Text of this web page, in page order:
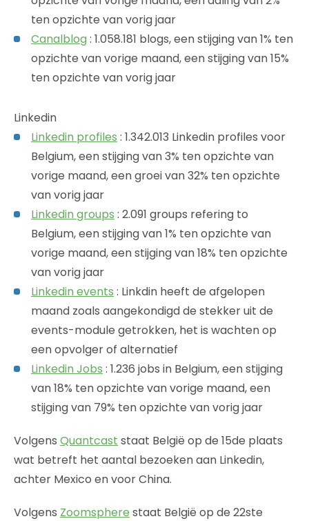
ten opzichte van vorig jaar
Canalblog : 1.058.181 blogs, een stijging van 1% ten
opzichte van vorige maand, een stijging van 15%
ten opzichte van vorig jaar
Linkedin
Linkedin profiles : 1.342.013 Linkedin profiles voor
Belgium, een stijging van 3% ten opzichte van
vorige maand, een groei van 32% ten opzichte
van vorig jaar
Linkedin groups : 2.091 groups refering to
Belgium, een stijging van 1% ten opzichte van
vorige maand, een stijging van 18% ten opzichte
van vorig jaar
Linkedin events : Linkdin heeft de afgelopen
maand zoals aangekondigd de stekker uit de
events-module getrokken, het is wachten op
een opvolger of alternatief
Linkedin Jobs : 1.236 jobs in Belgium, een stijging
van 18% ten opzichte van vorige maand, een
stijging van 79% ten opzichte van vorig jaar
Volgens Quantcast staat België op de 15de plaats
wat betreft het aantal bezoeken aan Linkedin,
achter Mexico en voor China.
Volgens Zoomsphere staat België op de 22ste